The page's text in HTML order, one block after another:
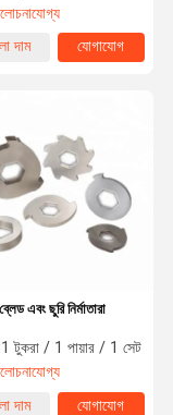
দাম
যোগাযোগ
এবং ছুরি নির্মাতারা
1 টুকরা / 1 পায়ার / 1 সেট
দাম
যোগাযোগ